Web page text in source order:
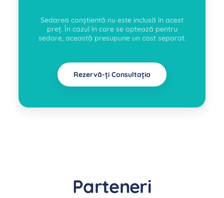
Sedarea conștientă nu este inclusă în acest
preț. În cazul în care se optează pentru
sedare, această presupune un cost separat.
Rezervă-ți Consultația
Parteneri